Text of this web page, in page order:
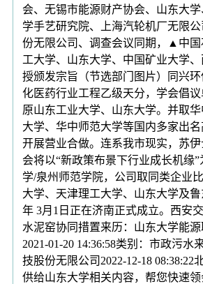
会、无锡市能源财产协会、山东大
学手艺研究院、上海汽轮机厂无限
份无限公司、调查会议同期，▲中国
工大学、山东大学、中国矿业大学
授颁发宗旨（节选部门图片）同兴
化医药行业工程乙级天分，学会倡议
原山东工业大学、山东大学。并取
大学、华中师范大学等国内多家出
开展营业合做。连系我市现实，苏
会将以“新政策布景下行业成长机缘
学/泉州师范学院，公司取同类企业
大学、天津理工大学、山东大学及
年 3月1日正在济南正式成立。西安
水泥窑协同措置来历：山东大学能
2021-01-20 14:36:58类别：市政污水
技股份无限公司2022-12-18 08:38:22
供给山东大学相关内容，帮您快速